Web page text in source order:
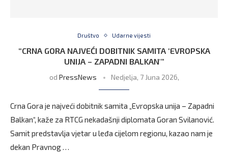
Društvo Udarne vijesti
“CRNA GORA NAJVEĆI DOBITNIK SAMITA ‘EVROPSKA
UNIJA – ZAPADNI BALKAN'”
od PressNews Nedjelja, 7 Juna 2026,
Crna Gora je najveći dobitnik samita „Evropska unija – Zapadni
Balkan“, kaže za RTCG nekadašnji diplomata Goran Svilanović.
Samit predstavlja vjetar u leđa cijelom regionu, kazao nam je
dekan Pravnog …